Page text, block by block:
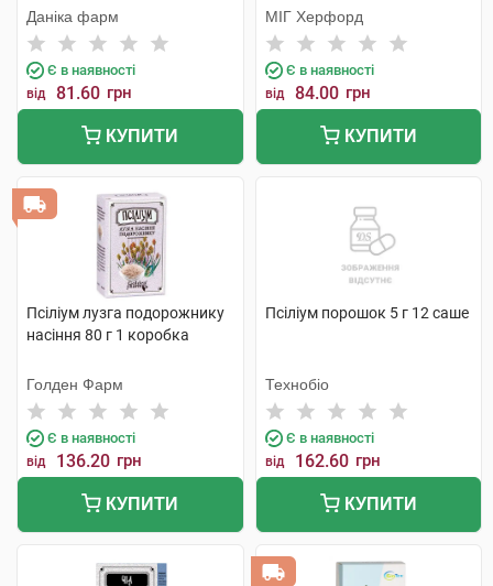
Даніка фарм
Є в наявності
від 81.60 грн
КУПИТИ
МІГ Херфорд
Є в наявності
від 84.00 грн
КУПИТИ
Псіліум лузга подорожнику
насіння 80 г 1 коробка
Голден Фарм
Є в наявності
від 136.20 грн
КУПИТИ
Псіліум порошок 5 г 12 саше
Технобіо
Є в наявності
від 162.60 грн
КУПИТИ